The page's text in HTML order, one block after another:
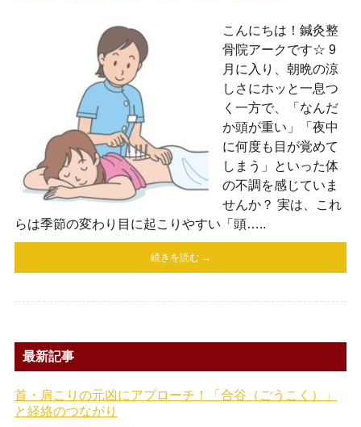
こんにちは！鍼灸整
骨院アークです☆ 9
月に入り、朝晩の涼
しさにホッと一息つ
く一方で、「なんだ
か頭が重い」「夜中
に何度も目が覚めて
しまう」といった体
の不調を感じていま
せんか？ 実は、これ
らは季節の変わり目に起こりやすい「頭…..
続きを読む →
最新記事
首・肩こりの元凶にアプローチ！「合谷（ごうこく）」
と経絡のつながり